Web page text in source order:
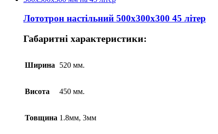
Лототрон настільний 500x300x300 45 літер
Габаритні характеристики:
Ширина 520 мм.
Висота 450 мм.
Товщина 1.8мм, 3мм